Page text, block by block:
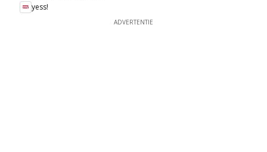
yess!
ADVERTENTIE